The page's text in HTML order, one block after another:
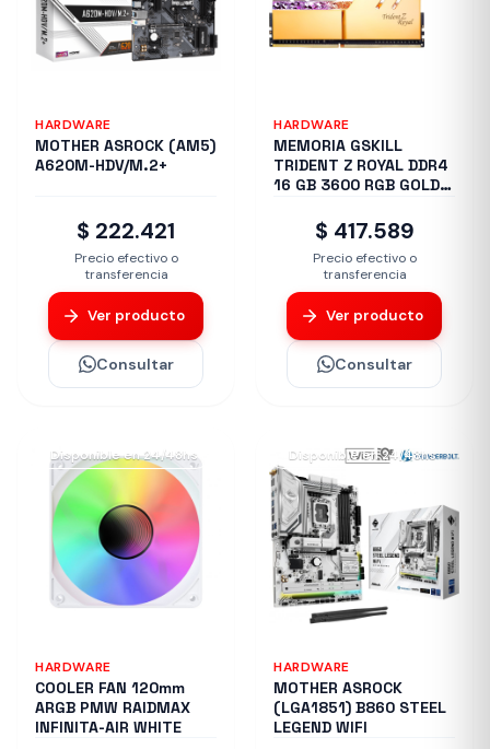
HARDWARE
MOTHER ASROCK (AM5)
A620M-HDV/M.2+
$ 222.421
Precio efectivo o
transferencia
Ver producto
Consultar
HARDWARE
MEMORIA GSKILL
TRIDENT Z ROYAL DDR4
16 GB 3600 RGB GOLD
$ 417.589
Precio efectivo o
transferencia
Ver producto
Consultar
Disponible en 24/48hs
HARDWARE
COOLER FAN 120mm
ARGB PMW RAIDMAX
INFINITA-AIR WHITE
Disponible en 24/48hs
HARDWARE
MOTHER ASROCK
(LGA1851) B860 STEEL
LEGEND WIFI